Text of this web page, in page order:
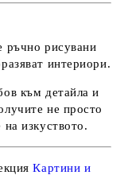
ръчно рисувани
интериори.
към детайла и
не просто
на изкуството.
Картини и